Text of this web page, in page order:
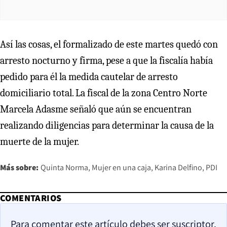
Así las cosas, el formalizado de este martes quedó con
arresto nocturno y firma, pese a que la fiscalía había
pedido para él la medida cautelar de arresto
domiciliario total. La fiscal de la zona Centro Norte
Marcela Adasme señaló que aún se encuentran
realizando diligencias para determinar la causa de la
muerte de la mujer.
Más sobre: Quinta Norma Mujer en una caja Karina Delfino PDI
COMENTARIOS
Para comentar este artículo debes ser suscriptor.